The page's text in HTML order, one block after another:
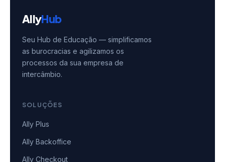
AllyHub
Seu Hub de Educação — simplificamos
as burocracias e agilizamos os
processos da sua empresa de
intercâmbio.
SOLUÇÕES
Ally Plus
Ally Backoffice
Ally Checkout